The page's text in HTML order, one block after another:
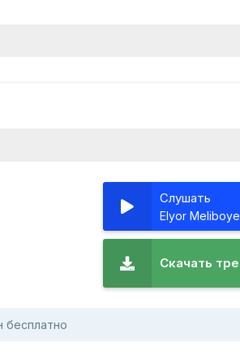
Слушать
Скачать
бесплатно